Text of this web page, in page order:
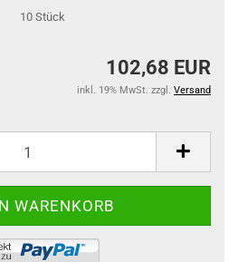
10 Stück
102,68 EUR
inkl. 19% MwSt. zzgl. Versand